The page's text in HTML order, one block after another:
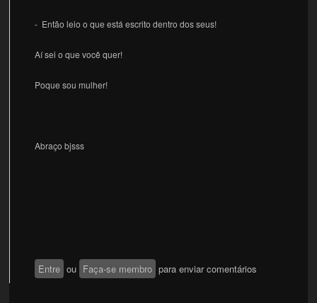
- Então leio o que está escrito dentro dos seus!
Aí sei o que você quer!
Poque sou mulher!
Abraço bjsss
Entre ou Faça-se membro para enviar comentários